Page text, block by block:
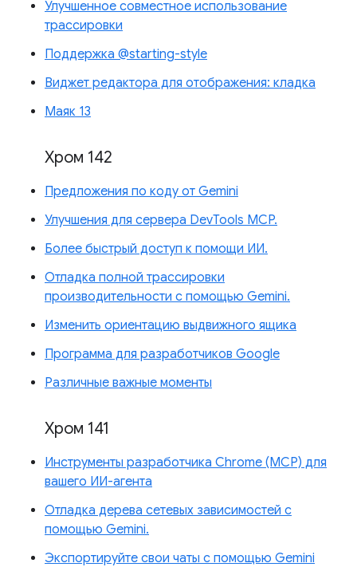
Улучшенное совместное использование
трассировки
Поддержка @starting-style
Виджет редактора для отображения: кладка
Маяк 13
Хром 142
Предложения по коду от Gemini
Улучшения для сервера DevTools MCP.
Более быстрый доступ к помощи ИИ.
Отладка полной трассировки
производительности с помощью Gemini.
Изменить ориентацию выдвижного ящика
Программа для разработчиков Google
Различные важные моменты
Хром 141
Инструменты разработчика Chrome (MCP) для
вашего ИИ-агента
Отладка дерева сетевых зависимостей с
помощью Gemini.
Экспортируйте свои чаты с помощью Gemini